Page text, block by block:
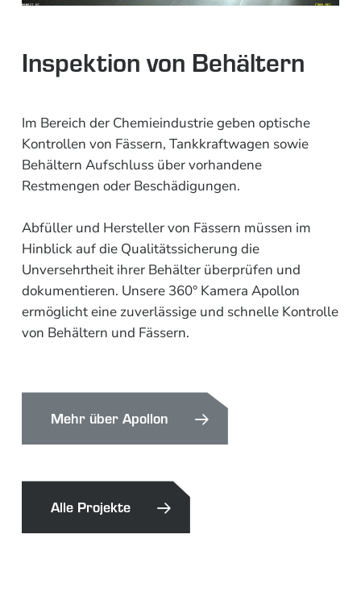
Inspektion von Behältern
Im Bereich der Chemieindustrie geben optische
Kontrollen von Fässern, Tankkraftwagen sowie
Behältern Aufschluss über vorhandene
Restmengen oder Beschädigungen.
Abfüller und Hersteller von Fässern müssen im
Hinblick auf die Qualitätssicherung die
Unversehrtheit ihrer Behälter überprüfen und
dokumentieren. Unsere 360° Kamera Apollon
ermöglicht eine zuverlässige und schnelle Kontrolle
von Behältern und Fässern.
Mehr über Apollon
Alle Projekte